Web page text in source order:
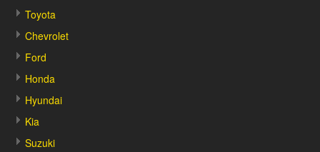
Toyota
Chevrolet
Ford
Honda
Hyundai
Kia
Suzuki